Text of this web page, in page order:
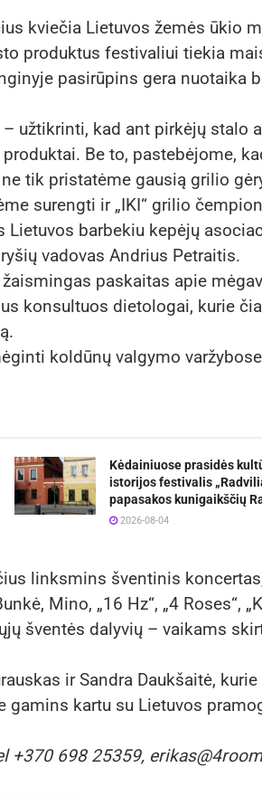
kviečia Lietuvos žemės ūkio
produktus festivaliui tiekia
pasirūpins gera nuotaika
užtikrinti, kad ant pirkėjų stalo
Be to, pastebėjome,
tik pristatėme gausią grilio
surengti ir „IKI“ grilio
barbekiu kepėjų
vadovas Andrius Petraitis.
paskaitas apie
konsultuos dietologai, kurie
koldūnų valgymo
Kėdainiuose prasidės
istorijos festivalis
papasakos kunigaikščių
2026-08-04
linksmins šventinis
Mino, „16 Hz“, „4 Roses“,
šventės dalyvių – vaikams
ir Sandra Daukšaitė,
gamins kartu su Lietuvos
+370 698 25359,